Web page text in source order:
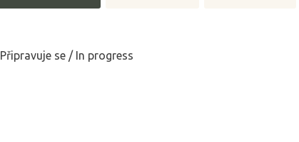
Připravuje se / In progress